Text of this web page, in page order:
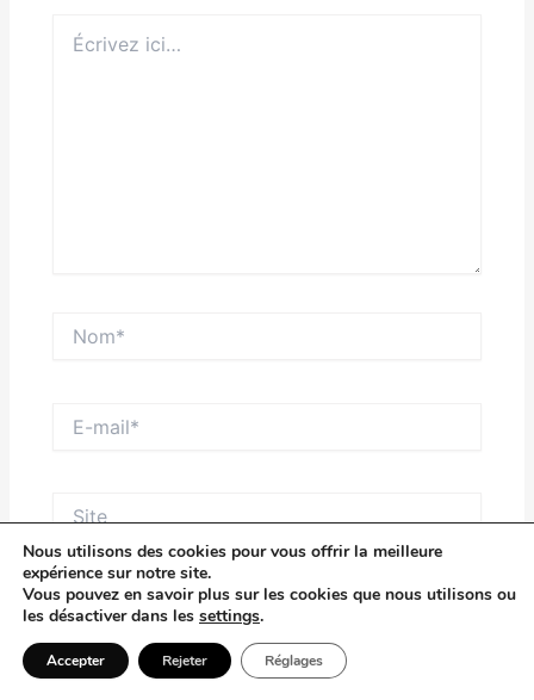
ici…
mail*
Enregistrer mon nom, mon e-mail et mon site dans
Nous utilisons des cookies pour vous offrir la meilleure
expérience sur notre site.
Vous pouvez en savoir plus sur les cookies que nous utilisons ou
les désactiver dans les settings.
Accepter Rejeter Réglages